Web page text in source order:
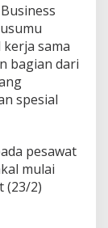
sama
bagian dari
spesial
pesawat
mulai
(23/2)